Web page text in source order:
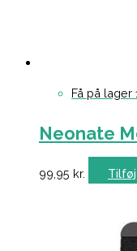
Få på
Neonate
99,95 kr.